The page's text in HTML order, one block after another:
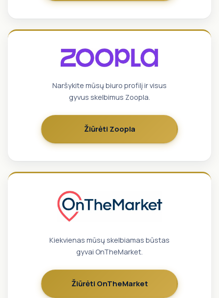
Naršykite mūsų biuro profilį ir visus
gyvus skelbimus Zoopla.
Žiūrėti Zoopla
Kiekvienas mūsų skelbiamas būstas
gyvai OnTheMarket.
Žiūrėti OnTheMarket